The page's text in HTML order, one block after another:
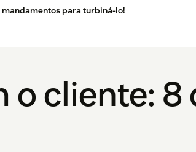
para turbiná-lo!
o cliente: 8